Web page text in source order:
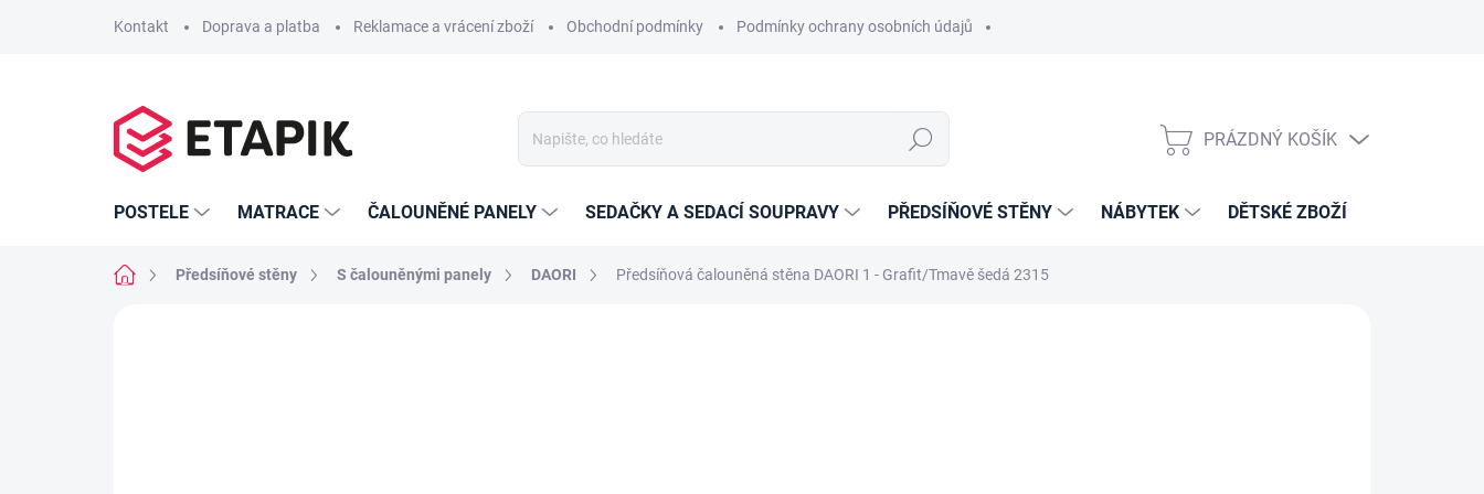
Kontakt Doprava a platba Reklamace a vrácení zboží Obchodní podmínky Podmínky ochrany osobních údajů
Hledat
NÁKUPNÍ
PRÁZDNÝ KOŠÍK
POSTELE MATRACE ČALOUNĚNÉ PANELY SEDAČKY A SEDACÍ SOUPRAVY PŘEDSÍŇOVÉ STĚNY NÁBYTEK DĚTSKÉ ZBOŽÍ
Domů Předsíňové stěny S čalouněnými panely DAORI Předsíňová čalouněná stěna DAORI 1 - Grafit/Tmavě šedá 2315